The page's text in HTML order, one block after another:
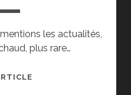
les actualités,
plus rare…